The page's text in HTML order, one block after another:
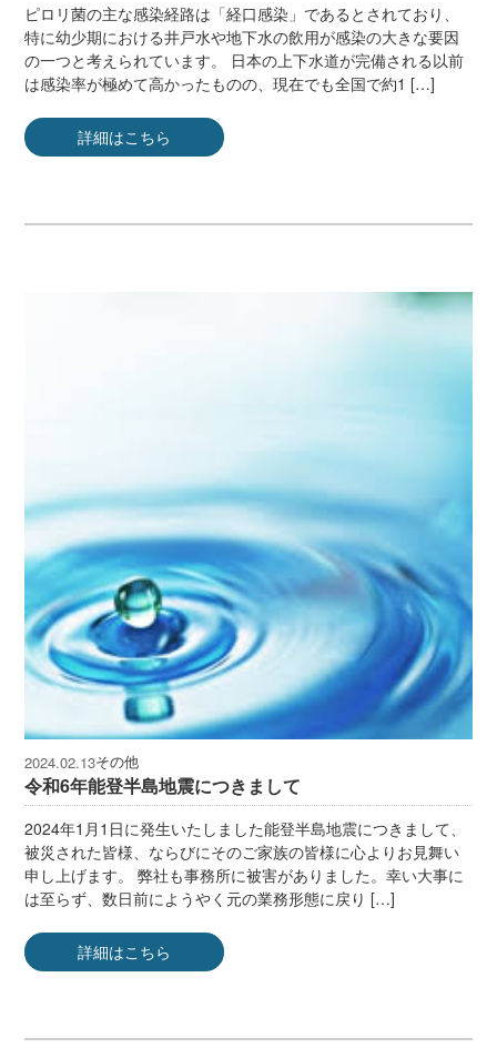
ピロリ菌の主な感染経路は「経口感染」であるとされており、
特に幼少期における井戸水や地下水の飲用が感染の大きな要因
の一つと考えられています。 日本の上下水道が完備される以前
は感染率が極めて高かったものの、現在でも全国で約1 […]
詳細はこちら
2024.02.13その他
令和6年能登半島地震につきまして
2024年1月1日に発生いたしました能登半島地震につきまして、
被災された皆様、ならびにそのご家族の皆様に心よりお見舞い
申し上げます。 弊社も事務所に被害がありました。幸い大事に
は至らず、数日前にようやく元の業務形態に戻り […]
詳細はこちら